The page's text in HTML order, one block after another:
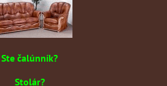
Ste čalúnník?
Stolár?